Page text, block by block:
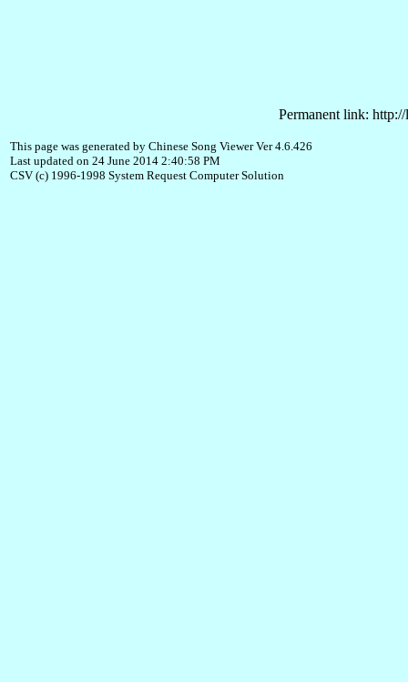
Permanent link:
This page was generated by Chinese Song Viewer Ver 4.6.426
Last updated on 24 June 2014 2:40:58 PM
CSV (c) 1996-1998 System Request Computer Solution